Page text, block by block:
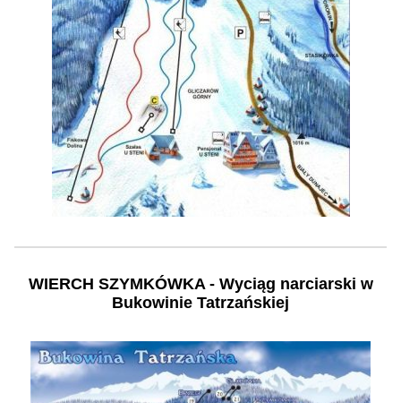
WIERCH SZYMKÓWKA - Wyciąg narciarski w
Bukowinie Tatrzańskiej